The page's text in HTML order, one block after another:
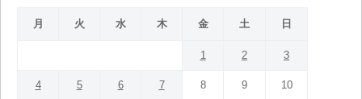
月 火 水 木 金 土 日
1 2 3
4 5 6 7 8 9 10